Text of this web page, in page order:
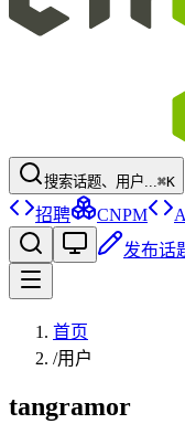
搜索话题、用户...⌘K
招聘 CNPM
发布话
首页
/用户
tangramor